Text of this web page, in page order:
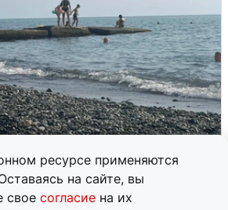
ресурсе применяются
на сайте, вы
свое согласие на их
новая угроза БПЛА